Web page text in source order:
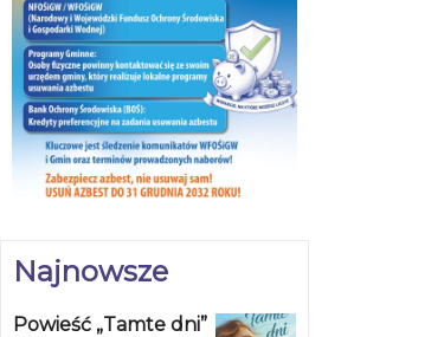
Najnowsze
Powieść „Tamte dni”